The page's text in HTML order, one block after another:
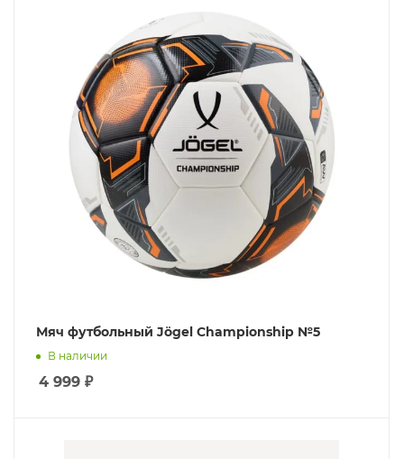
Мяч футбольный Jögel Championship №5
В наличии
4 999 ₽